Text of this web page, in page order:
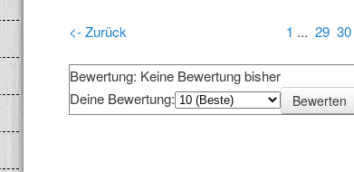
<- Zurück 1 ... 29 30
Bewertung: Keine Bewertung bisher
Deine Bewertung: